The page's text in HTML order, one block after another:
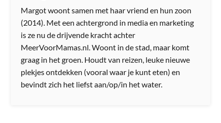
Margot woont samen met haar vriend en hun zoon
(2014). Met een achtergrond in media en marketing
is ze nu de drijvende kracht achter
MeerVoorMamas.nl. Woont in de stad, maar komt
graag in het groen. Houdt van reizen, leuke nieuwe
plekjes ontdekken (vooral waar je kunt eten) en
bevindt zich het liefst aan/op/in het water.